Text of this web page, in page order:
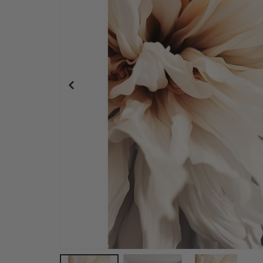
Plakat - 2026 Kalender